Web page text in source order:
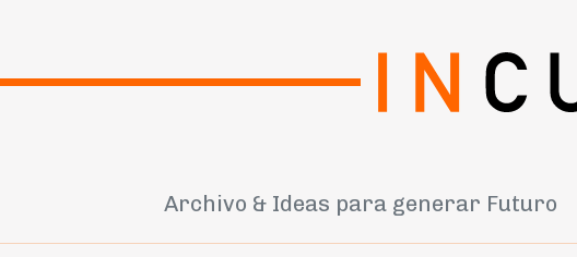
Archivo & Ideas para generar Futuro